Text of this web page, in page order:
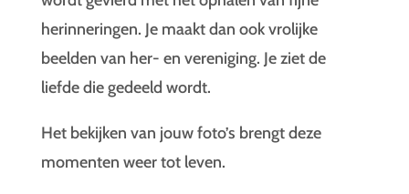
herinneringen. Je maakt dan ook vrolijke
beelden van her- en vereniging. Je ziet de
liefde die gedeeld wordt.
Het bekijken van jouw foto’s brengt deze
momenten weer tot leven.